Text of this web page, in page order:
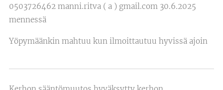
0503726462 manni.ritva ( a ) gmail.com 30.6.2025
mennessä
Yöpymäänkin mahtuu kun ilmoittautuu hyvissä ajoin